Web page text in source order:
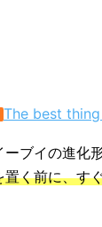
The best
ーブイの進化
置く前に、す